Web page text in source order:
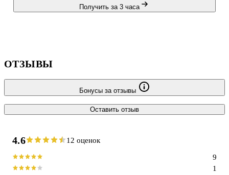
Получить за 3 часа
ОТЗЫВЫ
Бонусы за отзывы
Оставить отзыв
4.6 12 оценок
1
9